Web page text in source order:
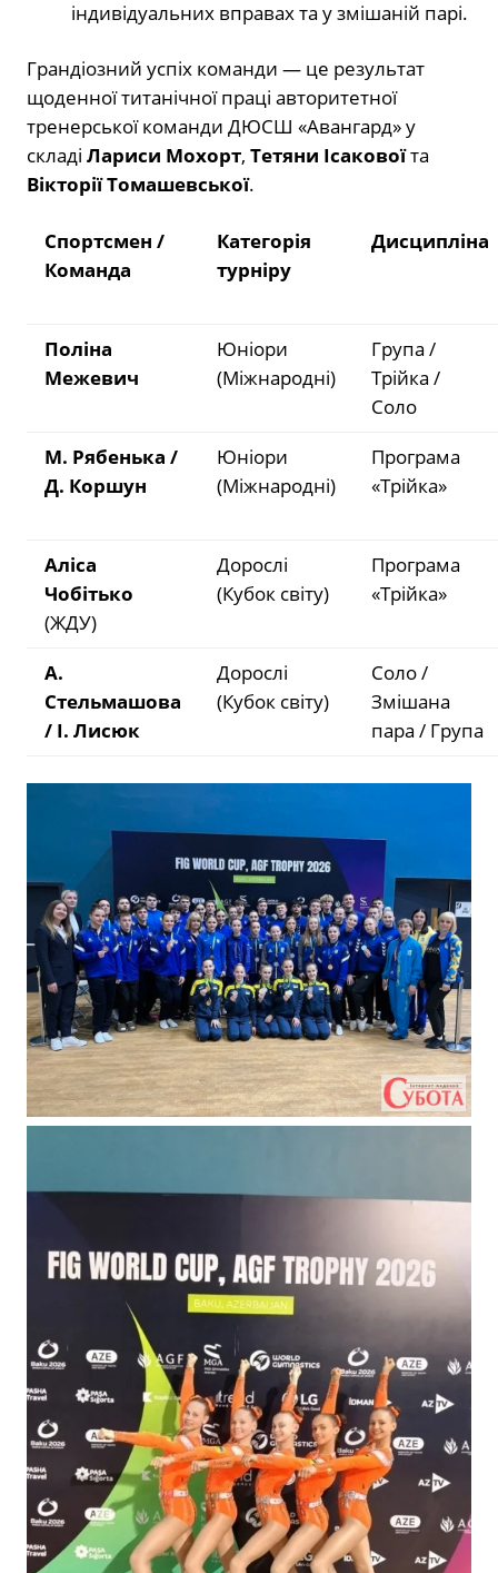
індивідуальних вправах та у змішаній парі.
Грандіозний успіх команди — це результат
щоденної титанічної праці авторитетної
тренерської команди ДЮСШ «Авангард» у
складі Лариси Мохорт, Тетяни Ісаковоїта
Вікторії Томашевської.
Спортсмен /
Команда
Категорія
турніру
Дисципліна
Поліна
Межевич
Юніори
(Міжнародні)
Група /
Трійка /
Соло
М. Рябенька /
Д. Коршун
Юніори
(Міжнародні)
Програма
«Трійка»
Аліса
Чобітько
(ЖДУ)
Дорослі
(Кубок світу)
Програма
«Трійка»
А.
Стельмашова
/ І. Лисюк
Дорослі
(Кубок світу)
Соло /
Змішана
пара / Група